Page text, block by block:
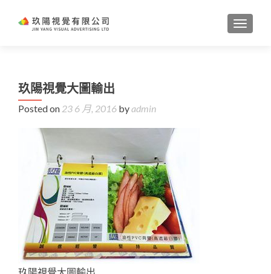
玖陽視覺大圖輸出
Posted on 23 6 月, 2016 byadmin